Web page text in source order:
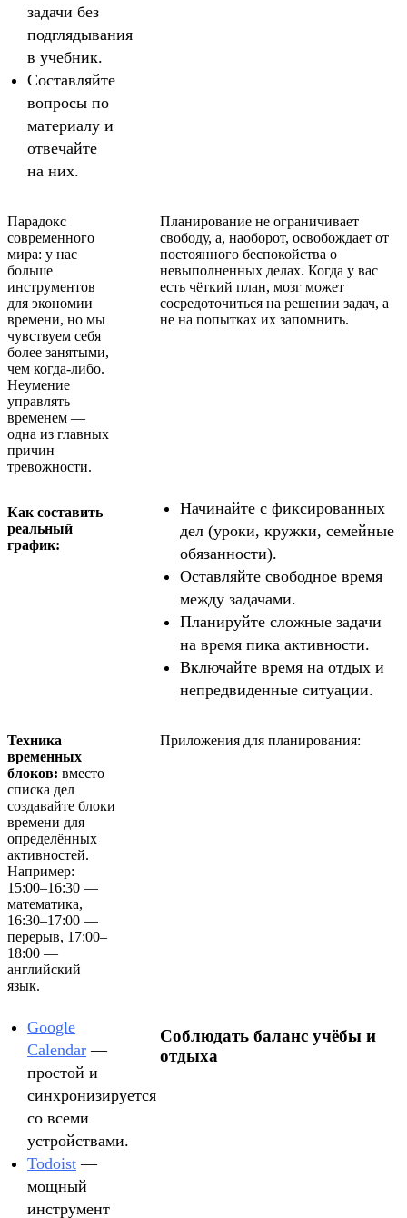
задачи без
подглядывания
в учебник.
Составляйте
вопросы по
материалу и
отвечайте
на них.
Парадокс
современного
мира: у нас
больше
инструментов
для экономии
времени, но мы
чувствуем себя
более занятыми,
чем когда-либо.
Неумение
управлять
временем —
одна из главных
причин
тревожности.
Планирование не ограничивает
свободу, а, наоборот, освобождает от
постоянного беспокойства о
невыполненных делах. Когда у вас
есть чёткий план, мозг может
сосредоточиться на решении задач, а
не на попытках их запомнить.
Как составить
реальный
график:
Начинайте с фиксированных
дел (уроки, кружки, семейные
обязанности).
Оставляйте свободное время
между задачами.
Планируйте сложные задачи
на время пика активности.
Включайте время на отдых и
непредвиденные ситуации.
Техника
временных
блоков: вместо
списка дел
создавайте блоки
времени для
определённых
активностей.
Например:
15:00–16:30 —
математика,
16:30–17:00 —
перерыв, 17:00–
18:00 —
английский
язык.
Приложения для планирования:
Google
Calendar —
простой и
синхронизируется
со всеми
устройствами.
Todoist —
мощный
инструмент
Соблюдать баланс учёбы и
отдыха